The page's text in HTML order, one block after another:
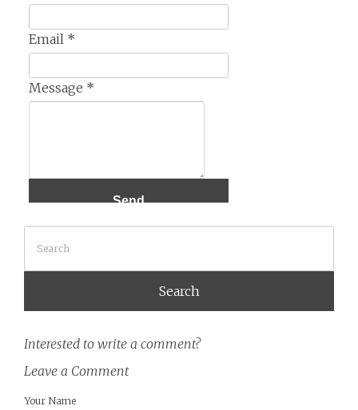
Email *
Message *
Interested to write a comment?
Leave a Comment
Your Name